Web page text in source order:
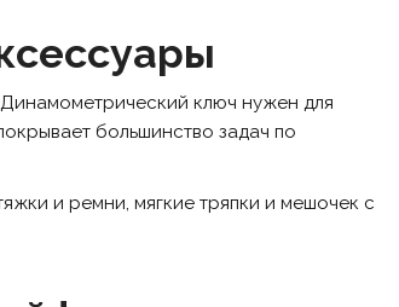
ключ нужен для
большинство задач по
и ремни, мягкие тряпки и мешочек с